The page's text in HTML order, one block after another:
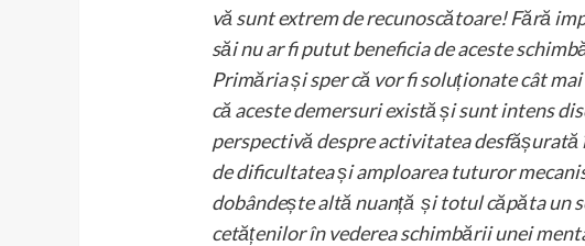
vă sunt extrem de recunoscătoare! Fără
săi nu ar fi putut beneficia de aceste
Primăria și sper că vor fi soluționate cât
că aceste demersuri există și sunt intens
perspectivă despre activitatea
de dificultatea și amploarea tuturor
dobândește altă nuanță și totul căpăta un
cetățenilor în vederea schimbării unei